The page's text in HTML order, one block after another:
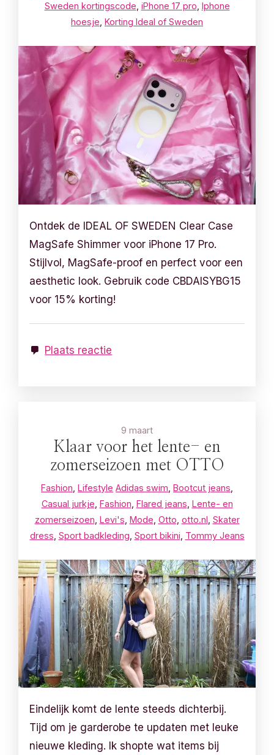
Sweden kortingscode iPhone 17 pro Iphone
hoesje Korting Ideal of Sweden
Ontdek de IDEAL OF SWEDEN Clear Case
MagSafe Shimmer voor iPhone 17 Pro.
Stijlvol, MagSafe-proof en perfect voor een
aesthetic look. Gebruik code CBDAISYBG15
voor 15% korting!
Plaats reactie
9 maart
Klaar voor het lente- en
zomerseizoen met OTTO
Fashion Lifestyle Adidas swim Bootcut jeans
Casual jurkje Fashion Flared jeans Lente- en
zomerseizoen Levi's Mode Otto otto.nl Skater
dress Sport badkleding Sport bikini Tommy Jeans
Eindelijk komt de lente steeds dichterbij.
Tijd om je garderobe te updaten met leuke
nieuwe kleding. Ik shopte wat items bij